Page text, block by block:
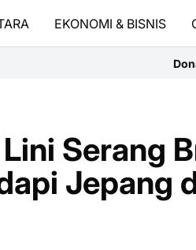
EKONOMI & BISNIS
Donald Trump Tegaskan
Serang
Jepang